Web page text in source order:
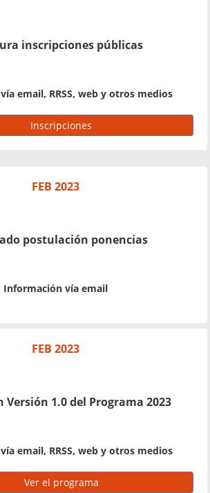
inscripciones públicas
email, RRSS, web y otros medios
Inscripciones
FEB 2023
postulación ponencias
Información vía email
FEB 2023
Versión 1.0 del Programa 2023
email, RRSS, web y otros medios
Ver el programa